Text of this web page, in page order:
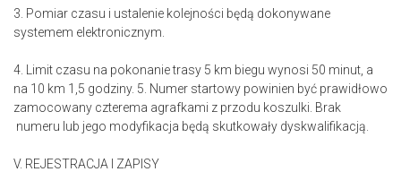
3. Pomiar czasu i ustalenie kolejności będą dokonywane
systemem elektronicznym.
4. Limit czasu na pokonanie trasy 5 km biegu wynosi 50 minut, a
na 10 km 1,5 godziny. 5. Numer startowy powinien być prawidłowo
zamocowany czterema agrafkami z przodu koszulki. Brak
numeru lub jego modyfikacja będą skutkowały dyskwalifikacją.
V. REJESTRACJA I ZAPISY